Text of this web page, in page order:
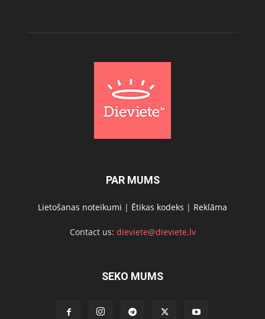
PAR MUMS
Lietošanas noteikumi | Ētikas kodeks | Reklāma
Contact us: dieviete@dieviete.lv
SEKO MUMS